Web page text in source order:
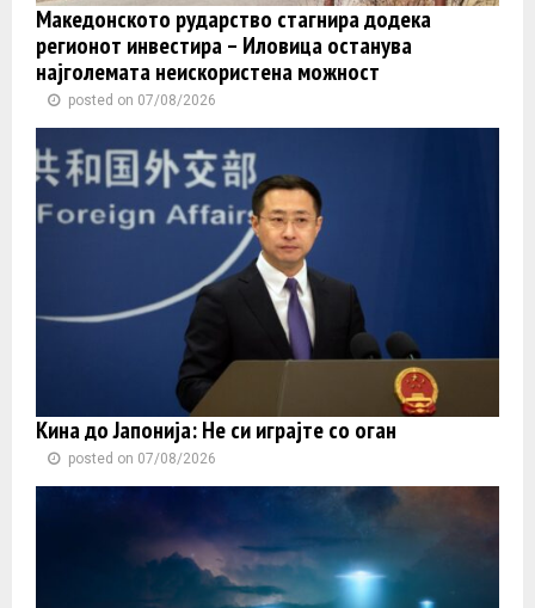
Македонското рударство стагнира додека
регионот инвестира – Иловица останува
најголемата неискористена можност
posted on 07/08/2026
Кина до Јапонија: Не си играјте со оган
posted on 07/08/2026